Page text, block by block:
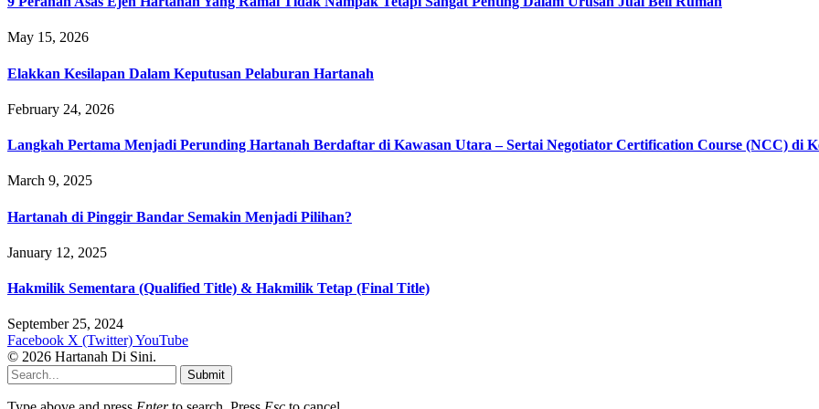
May 15, 2026
Elakkan Kesilapan Dalam Keputusan Pelaburan Hartanah
February 24, 2026
Langkah Pertama Menjadi Perunding Hartanah Berdaftar di Kawasan Utara – Sertai Negotiator Certification Course (NCC) di
March 9, 2025
Hartanah di Pinggir Bandar Semakin Menjadi Pilihan?
January 12, 2025
Hakmilik Sementara (Qualified Title) & Hakmilik Tetap (Final Title)
September 25, 2024
Facebook X (Twitter)YouTube
© 2026 Hartanah Di Sini.
Submit